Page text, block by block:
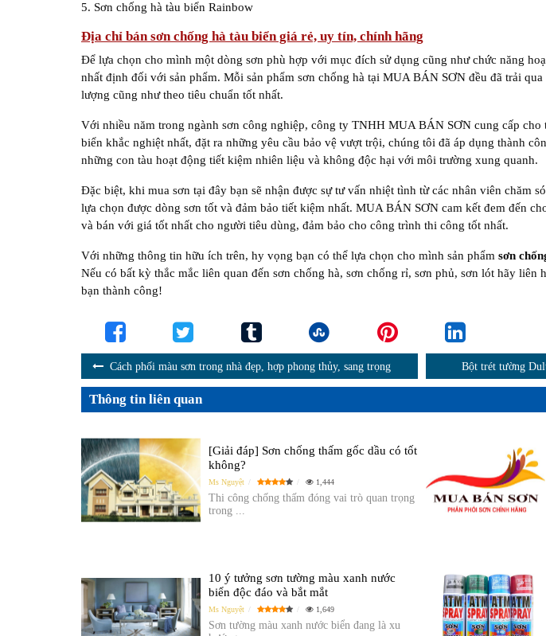
5. Sơn chống hà tàu biển Rainbow
Địa chỉ bán sơn chống hà tàu biển giá rẻ, uy tín, chính hãng
Để lựa chọn cho mình một dòng sơn phù hợp với mục đích sử dụng cũng như chức năng
nhất định đối với sản phẩm. Mỗi sản phẩm sơn chống hà tại MUA BÁN SƠN đều đã trải
lượng cũng như theo tiêu chuẩn tốt nhất.
Với nhiều năm trong ngành sơn công nghiệp, công ty TNHH MUA BÁN SƠN cung cấp
biển khắc nghiệt nhất, đặt ra những yêu cầu bảo vệ vượt trội, chúng tôi đã áp dụng thành
những con tàu hoạt động tiết kiệm nhiên liệu và không độc hại với môi trường xung quanh.
Đặc biệt, khi mua sơn tại đây bạn sẽ nhận được sự tư vấn nhiệt tình từ các nhân viên chăm
lựa chọn được dòng sơn tốt và đảm bảo tiết kiệm nhất. MUA BÁN SƠN cam kết đem đến
và bán với giá tốt nhất cho người tiêu dùng, đảm bảo cho công trình thi công tốt nhất.
Với những thông tin hữu ích trên, hy vọng bạn có thể lựa chọn cho mình sản phẩm sơn
Nếu có bất kỳ thắc mắc liên quan đến sơn chống hà, sơn chống rỉ, sơn phủ, sơn lót hãy liên
bạn thành công!
Cách phối màu sơn trong nhà đẹp, hợp phong thủy, sang trọng Bột trét tường
Thông tin liên quan
[Giải đáp] Sơn chống thấm gốc dầu có tốt
không?
Ms Nguyệt 1,444
Thi công chống thấm đóng vai trò quan trọng
trong ...
10 ý tưởng sơn tường màu xanh nước
biển độc đáo và bắt mắt
Ms Nguyệt 1,649
Sơn tường màu xanh nước biển đang là xu